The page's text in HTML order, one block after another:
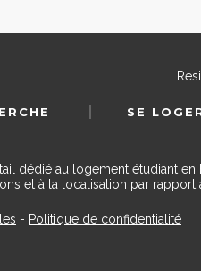
SE
dédié au logement étudiant
et à la localisation par rapport
- Politique de confidentialité